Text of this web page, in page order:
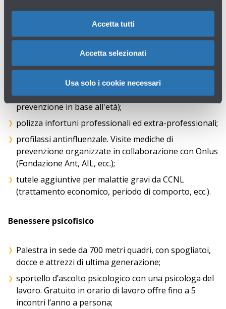
Accetta tutti
Accetta selezionati
Usa solo i cookie necessari
ottimizzare al meglio la propria attività lavorativa e
far emergere le potenzialità di ciascuno.
Salute, tutela e prevenzione
Polizza integrativa sanitaria (rimborso visite
mediche, check up, pacchetto maternità, pacchetti
prevenzione in base all'età);
polizza infortuni professionali ed extra-professionali;
profilassi antinfluenzale. Visite mediche di
prevenzione organizzate in collaborazione con Onlus
(Fondazione Ant, AIL, ecc.);
tutele aggiuntive per malattie gravi da CCNL
(trattamento economico, periodo di comporto, ecc.).
Benessere psicofisico
Palestra in sede da 700 metri quadri, con spogliatoi,
docce e attrezzi di ultima generazione;
sportello d’ascolto psicologico con una psicologa del
lavoro. Gratuito in orario di lavoro offre fino a 5
incontri l’anno a persona;